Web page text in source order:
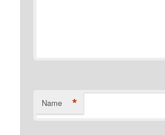
Name *